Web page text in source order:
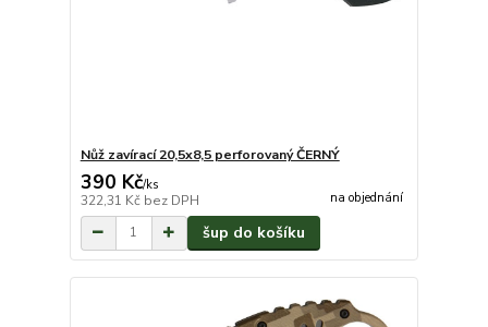
Nůž zavírací 20,5x8,5 perforovaný ČERNÝ
390 Kč/ks
322,31 Kč bez DPH na objednání
šup do košíku